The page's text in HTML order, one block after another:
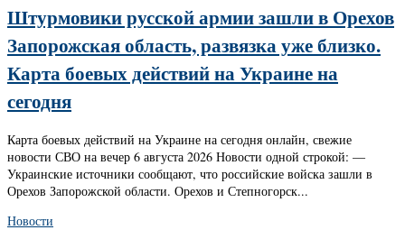
Штурмовики русской армии зашли в Орехов
Запорожская область, развязка уже близко.
Карта боевых действий на Украине на
сегодня
Карта боевых действий на Украине на сегодня онлайн, свежие
новости СВО на вечер 6 августа 2026 Новости одной строкой: —
Украинские источники сообщают, что российские войска зашли в
Орехов Запорожской области. Орехов и Степногорск...
Новости